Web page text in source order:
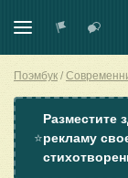
Поэмбук
⭐
Разместите
рекламу